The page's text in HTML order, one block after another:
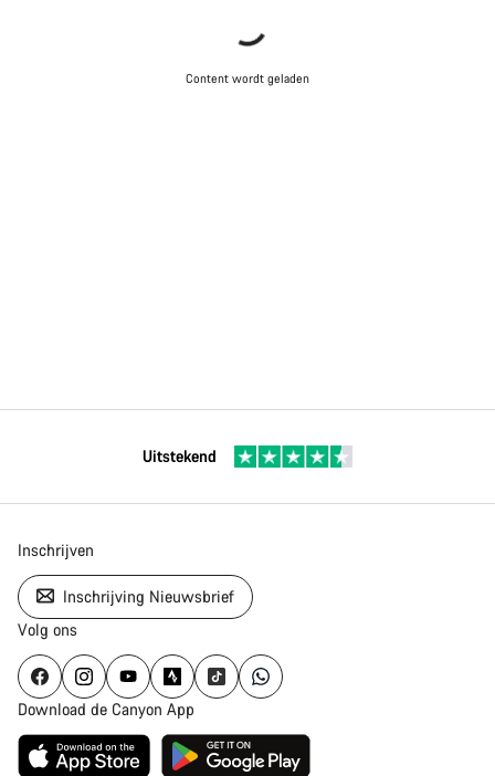
Content wordt geladen
Uitstekend
Inschrijven
Inschrijving Nieuwsbrief
Volg ons
Download de Canyon App